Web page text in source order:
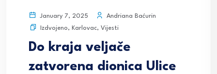
January 7, 2025
Andriana Baćurin
Izdvojeno, Karlovac, Vijesti
Do kraja veljače
zatvorena dionica Ulice